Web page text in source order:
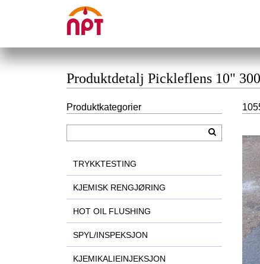
Produktdetalj Pickleflens 10"
Produktkategorier
TRYKKTESTING
KJEMISK RENGJØRING
HOT OIL FLUSHING
SPYL/INSPEKSJON
KJEMIKALIEINJEKSJON